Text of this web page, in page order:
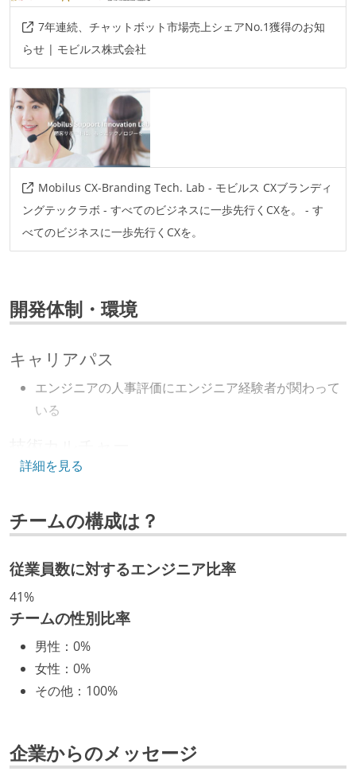
7年連続、チャットボット市場売上シェアNo.1獲得のお知
らせ | モビルス株式会社
Mobilus CX-Branding Tech. Lab - モビルス CXブランディ
ングテックラボ - すべてのビジネスに一歩先行くCXを。 - す
べてのビジネスに一歩先行くCXを。
開発体制・環境
キャリアパス
エンジニアの人事評価にエンジニア経験者が関わって
いる
CTO またはそれに準じる、技術やワークフローの標準
取締役（社内）または執行役員として、エンジニアリ
ング部門の人間が経営に参加している
開発メンバーの裁量
任で好きなものを使うことができる
企画を決定する場に、実装を担当する開発メンバーが
参加している
タスクの見積もりは、実装を担当するメンバーが中心
ながら、納期または盛り込む機能を柔軟に調整する形
詳細を見る
チームの構成は？
従業員数に対するエンジニア比率
41%
チームの性別比率
男性 ： 0%
女性 ： 0%
その他 ： 100%
企業からのメッセージ